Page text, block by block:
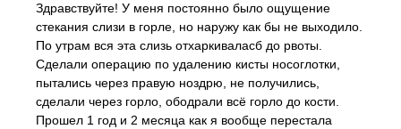
Здравствуйте! У меня постоянно было ощущение
стекания слизи в горле, но наружу как бы не выходило.
По утрам вся эта слизь отхаркиваласб до рвоты.
Сделали операцию по удалению кисты носоглотки,
пытались через правую ноздрю, не получились,
сделали через горло, ободрали всё горло до кости.
Прошел 1 год и 2 месяца как я вообще перестала